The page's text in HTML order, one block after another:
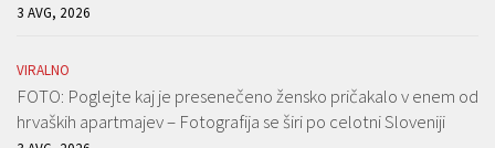
3 AVG, 2026
VIRALNO
FOTO: Poglejte kaj je presenečeno žensko pričakalo v enem od
hrvaških apartmajev – Fotografija se širi po celotni Sloveniji